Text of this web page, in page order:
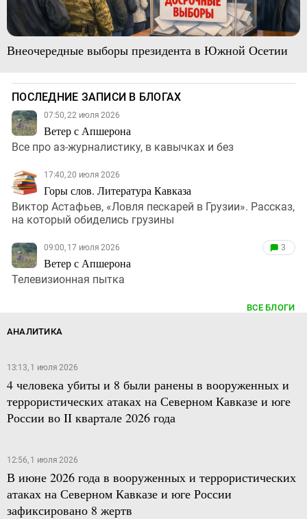
Внеочередные выборы президента в Южной Осетии
ПОСЛЕДНИЕ ЗАПИСИ В БЛОГАХ
07:50, 22 июля 2026
Ветер с Апшерона
Все про аз-журналистику, в кавычках и без
17:40, 20 июля 2026
Горы слов. Литература Кавказа
Виктор Астафьев, «Ловля пескарей в Грузии». Рассказ,
на который обиделись грузины
09:00, 17 июля 2026
Ветер с Апшерона
3
Телевизионная пытка
ВСЕ БЛОГИ
АНАЛИТИКА
13:13, 1 июля 2026
4 человека убиты и 8 были ранены в вооруженных и
террористических атаках на Северном Кавказе и юге
России во II квартале 2026 года
12:56, 1 июля 2026
В июне 2026 года в вооруженных и террористических
атаках на Северном Кавказе и юге России
зафиксировано 8 жертв